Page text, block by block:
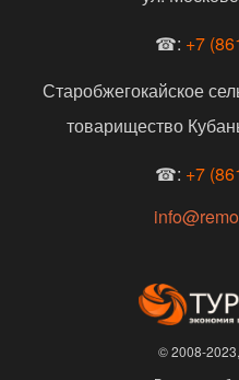
☎: +7
Старобжегокайское
товарищество
☎: +7
© 2008-